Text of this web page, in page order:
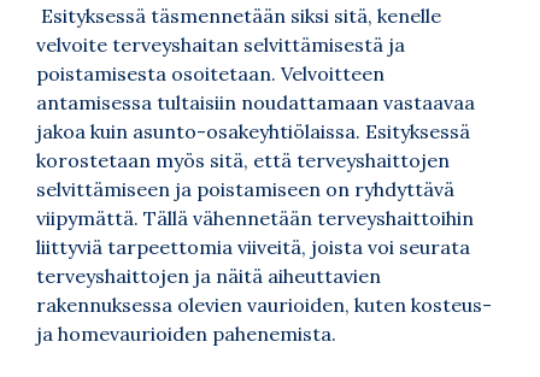
Esityksessä täsmennetään siksi sitä, kenelle
velvoite terveyshaitan selvittämisestä ja
poistamisesta osoitetaan. Velvoitteen
antamisessa tultaisiin noudattamaan vastaavaa
jakoa kuin asunto-osakeyhtiölaissa. Esityksessä
korostetaan myös sitä, että terveyshaittojen
selvittämiseen ja poistamiseen on ryhdyttävä
viipymättä. Tällä vähennetään terveyshaittoihin
liittyviä tarpeettomia viiveitä, joista voi seurata
terveyshaittojen ja näitä aiheuttavien
rakennuksessa olevien vaurioiden, kuten kosteus-
ja homevaurioiden pahenemista.